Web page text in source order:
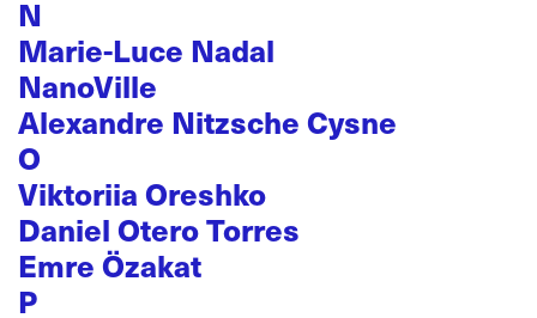
N
Marie-Luce Nadal
NanoVille
Alexandre Nitzsche Cysne
O
Viktoriia Oreshko
Daniel Otero Torres
Emre Özakat
P